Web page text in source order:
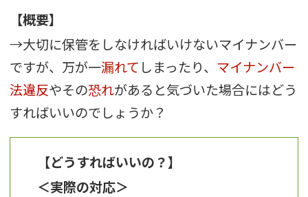
【概要】
→大切に保管をしなければいけないマイナンバー
ですが、万が一漏れて しまったり、 マイナンバー
法違反やその恐れがあると気づいた場合にはどう
すればいいのでしょうか？
【どうすればいいの？】
＜実際の対応＞